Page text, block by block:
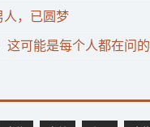
，已圆梦
这可能是每个人都在问的